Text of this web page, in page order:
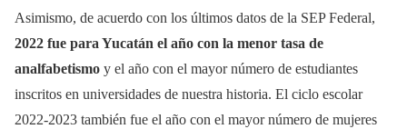
Asimismo, de acuerdo con los últimos datos de la SEP Federal,
2022 fue para Yucatán el año con la menor tasa de
analfabetismo y el año con el mayor número de estudiantes
inscritos en universidades de nuestra historia. El ciclo escolar
2022-2023 también fue el año con el mayor número de mujeres